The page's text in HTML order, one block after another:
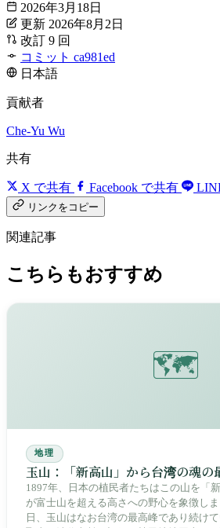
2026年3月18日
更新 2026年8月2日
改訂 9 回
コミット ca981ed
日本語
貢献者
Che-Yu Wu
共有
X で共有 Facebook で共有
リンクをコピー
関連記事
こちらもおすすめ
🗺️
地理
玉山：「新高山」から台湾の魂の
1897年、日本の植民者たちはこの山を「
が富士山を超える高さへの野心を象徴し
日、玉山はなお台湾の最高峰であり続け